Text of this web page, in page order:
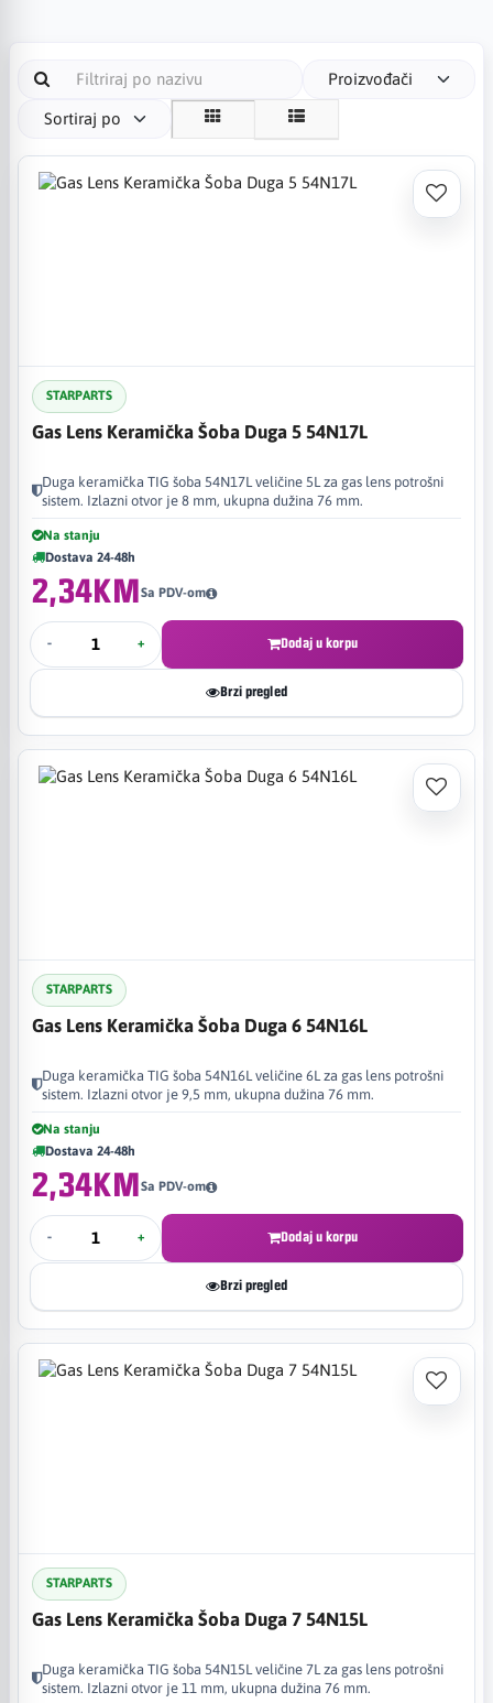
Dostupne veličine: 5L, 6L, 7L i 8L
Ukupna dužina šobe: 76 mm
Ulazni otvor: 20 mm
Namjena: TIG zavarivanje uz gas lens potrošni sistem
Prodajna jedinica: komad
Proizvođači
Sortiraj po
STARPARTS
Gas Lens Keramička Šoba Duga 5 54N17L
Duga keramička TIG šoba 54N17L veličine 5L za gas lens potrošni
sistem. Izlazni otvor je 8 mm, ukupna dužina 76 mm.
Na stanju
Dostava 24-48h
2,34KMSa PDV-om
- + Dodaj u korpu
Brzi pregled
STARPARTS
Gas Lens Keramička Šoba Duga 6 54N16L
Duga keramička TIG šoba 54N16L veličine 6L za gas lens potrošni
sistem. Izlazni otvor je 9,5 mm, ukupna dužina 76 mm.
Na stanju
Dostava 24-48h
2,34KMSa PDV-om
- + Dodaj u korpu
Brzi pregled
STARPARTS
Gas Lens Keramička Šoba Duga 7 54N15L
Duga keramička TIG šoba 54N15L veličine 7L za gas lens potrošni
sistem. Izlazni otvor je 11 mm, ukupna dužina 76 mm.